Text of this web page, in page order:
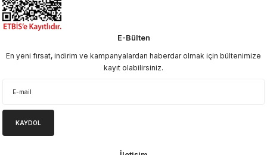
E-Bülten
En yeni fırsat, indirim ve kampanyalardan haberdar olmak için bültenimize
kayıt olabilirsiniz.
KAYDOL